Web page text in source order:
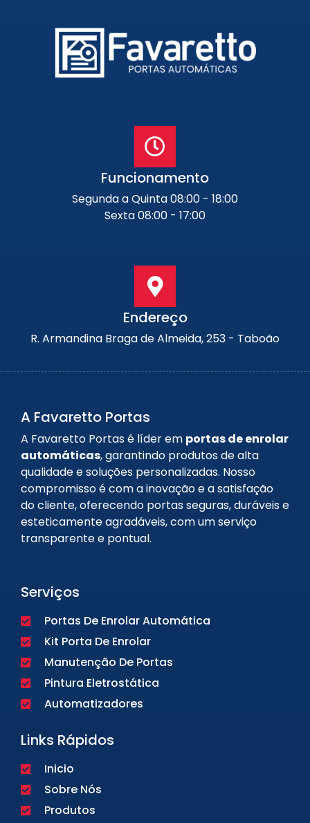
Funcionamento
Segunda a Quinta 08:00 - 18:00
Sexta 08:00 - 17:00
Endereço
R. Armandina Braga de Almeida, 253 - Taboão
A Favaretto Portas
A Favaretto Portas é líder em portas de enrolar
automáticas, garantindo produtos de alta
qualidade e soluções personalizadas. Nosso
compromisso é com a inovação e a satisfação
do cliente, oferecendo portas seguras, duráveis e
esteticamente agradáveis, com um serviço
transparente e pontual.
Serviços
Portas De Enrolar Automática
Kit Porta De Enrolar
Manutenção De Portas
Pintura Eletrostática
Automatizadores
Links Rápidos
Inicio
Sobre Nós
Produtos